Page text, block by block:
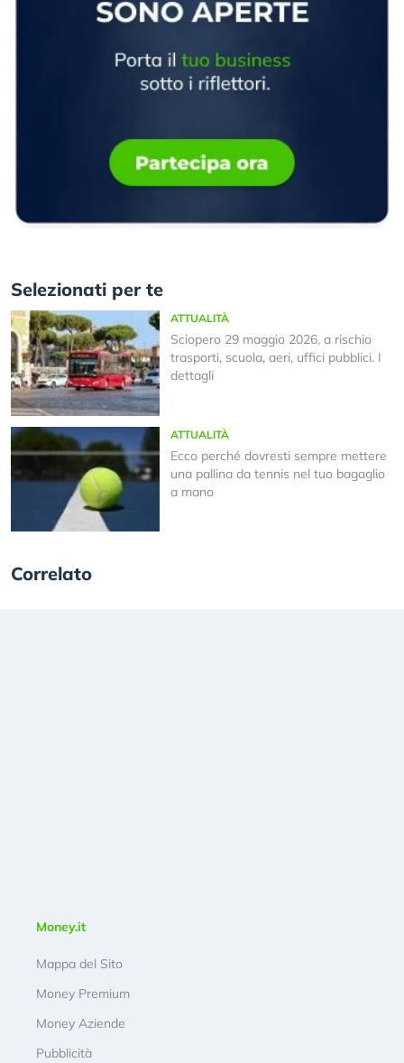
Selezionati per te
ATTUALITÀ
Sciopero 29 maggio 2026, a rischio
trasporti, scuola, aeri, uffici pubblici. I
dettagli
ATTUALITÀ
Ecco perché dovresti sempre mettere
una pallina da tennis nel tuo bagaglio
a mano
Correlato
Money.it
Mappa del Sito
Money Premium
Money Aziende
Pubblicità